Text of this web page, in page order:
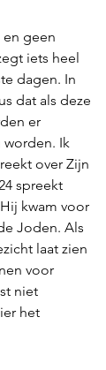
en geen
iets heel
dagen. In
dat als deze
er
Ik
over Zijn
spreekt
kwam voor
Joden. Als
laat zien
voor
niet
het